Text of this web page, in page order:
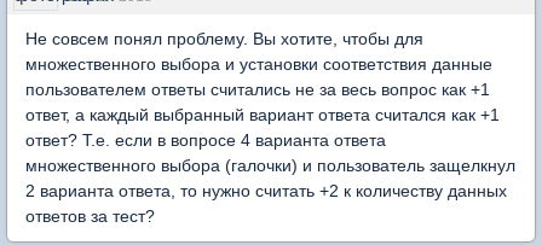
Не совсем понял проблему. Вы хотите, чтобы для
множественного выбора и установки соответствия данные
пользователем ответы считались не за весь вопрос как +1
ответ, а каждый выбранный вариант ответа считался как +1
ответ? Т.е. если в вопросе 4 варианта ответа
множественного выбора (галочки) и пользователь защелкнул
2 варианта ответа, то нужно считать +2 к количеству данных
ответов за тест?